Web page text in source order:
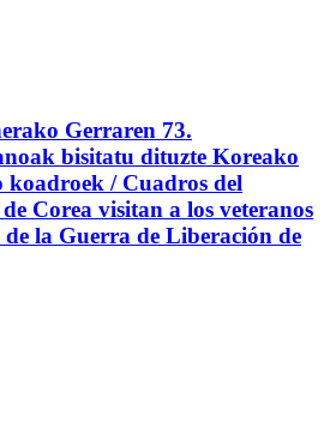
Gerraren 73.
bisitatu dituzte Koreako
/ Cuadros del
Corea visitan a los veteranos
de la Guerra de Liberación de